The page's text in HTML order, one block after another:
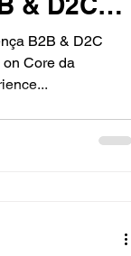
B2B & D2C
Core da